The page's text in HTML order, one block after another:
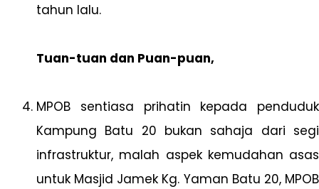
tahun lalu.
Tuan-tuan dan Puan-puan,
MPOB sentiasa prihatin kepada penduduk
Kampung Batu 20 bukan sahaja dari segi
infrastruktur, malah aspek kemudahan asas
untuk Masjid Jamek Kg. Yaman Batu 20, MPOB